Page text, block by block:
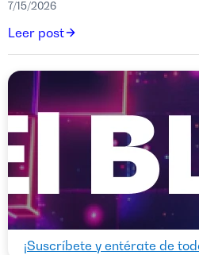
7/15/2026
Leer post
¡Suscríbete y entérate de